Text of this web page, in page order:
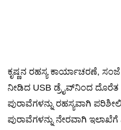
ಕೃಷ್ಣನ ರಹಸ್ಯ ಕಾರ್ಯಾಚರಣೆ, ಸಂಜೆ
ನೀಡಿದ USB ಡ್ರೈವ್‌ನಿಂದ ದೊರೆತ
ಪುರಾವೆಗಳನ್ನು ರಹಸ್ಯವಾಗಿ
ಪುರಾವೆಗಳನ್ನು ನೇರವಾಗಿ ಇಲಾಖೆಗೆ